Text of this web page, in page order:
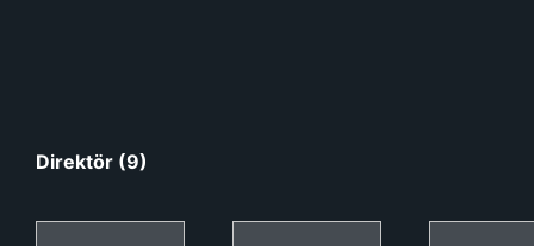
Direktör (9)